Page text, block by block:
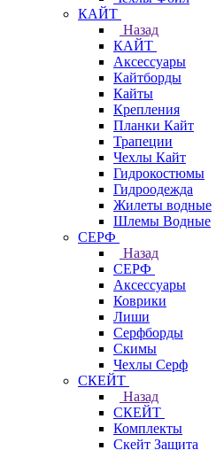
КАЙТ
Назад
КАЙТ
Аксессуары
Кайтборды
Кайты
Крепления
Планки Кайт
Трапеции
Чехлы Кайт
Гидрокостюмы
Гидроодежда
Жилеты водные
Шлемы Водные
СЕРФ
Назад
СЕРФ
Аксессуары
Коврики
Лиши
Серфборды
Скимы
Чехлы Cерф
СКЕЙТ
Назад
СКЕЙТ
Комплекты
Скейт Защита